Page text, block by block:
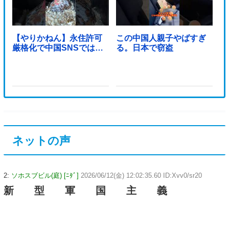
【やりかねん】永住許可
厳格化で中国SNSでは…
この中国人親子やばすぎ
る。日本で窃盗
ネットの声
2: ソホスブビル(庭) [ﾆﾀﾞ] 2026/06/12(金) 12:02:35.60 ID:Xvv0/sr20
新 型 軍 国 主 義